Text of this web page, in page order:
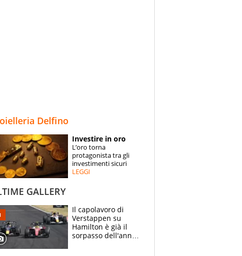
ESPERTI
CONTATTI
Delfino
Investire in oro
L’oro torna
protagonista tra gli
investimenti sicuri
LEGGI
GALLERY
Il capolavoro di
Verstappen su
Hamilton è già il
sorpasso dell'anno: